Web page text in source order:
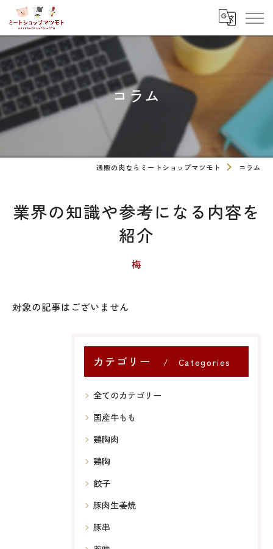
コラム
通販の肉ならミートショップマツモト コラム
業界の知識や参考になる内容を
紹介
梅
対象の記事はございません
カテゴリー Categories
全てのカテゴリー
国産牛もも
鶏胸肉
鶏胸
餃子
豚肉生姜焼
豚串